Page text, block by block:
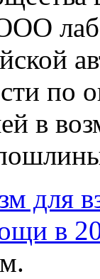
по
в
для
в